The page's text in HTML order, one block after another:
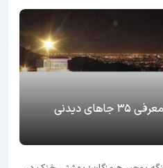
شب‌های مشهد کجا بریم؟ معرفی 35 جاهای دیدنی